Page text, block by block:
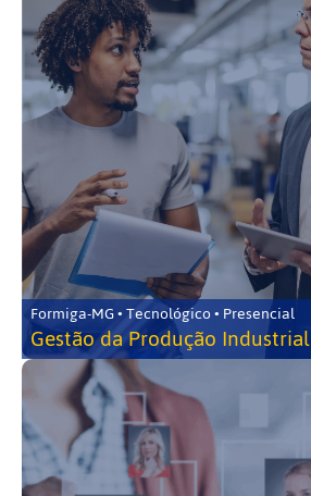
Formiga-MG • Tecnológico • Presencial
Gestão da Produção Industrial